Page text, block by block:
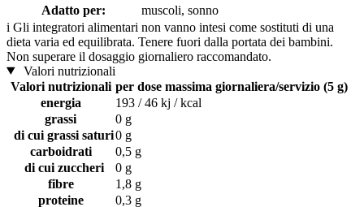
Adatto per:
muscoli, sonno
i Gli integratori alimentari non vanno intesi come sostituti di una
dieta varia ed equilibrata. Tenere fuori dalla portata dei bambini.
Non superare il dosaggio giornaliero raccomandato.
Valori nutrizionali
Valori nutrizionali per dose massima giornaliera/servizio (5 g)
energia
193 / 46 kj / kcal
grassi
0 g
di cui grassi saturi0 g
carboidrati
0,5 g
di cui zuccheri
0 g
fibre
1,8 g
proteine
0,3 g